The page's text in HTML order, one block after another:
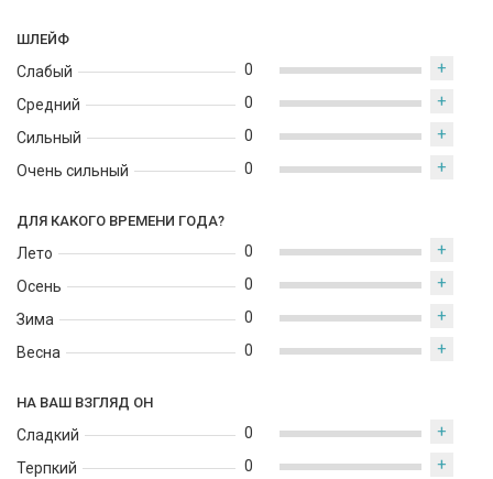
ШЛЕЙФ
Слабый
Средний
Сильный
Очень сильный
0 +
0 +
0 +
0 +
ДЛЯ КАКОГО ВРЕМЕНИ ГОДА?
Лето
Осень
Зима
Весна
0 +
0 +
0 +
0 +
НА ВАШ ВЗГЛЯД ОН
Сладкий
Терпкий
0 +
0 +